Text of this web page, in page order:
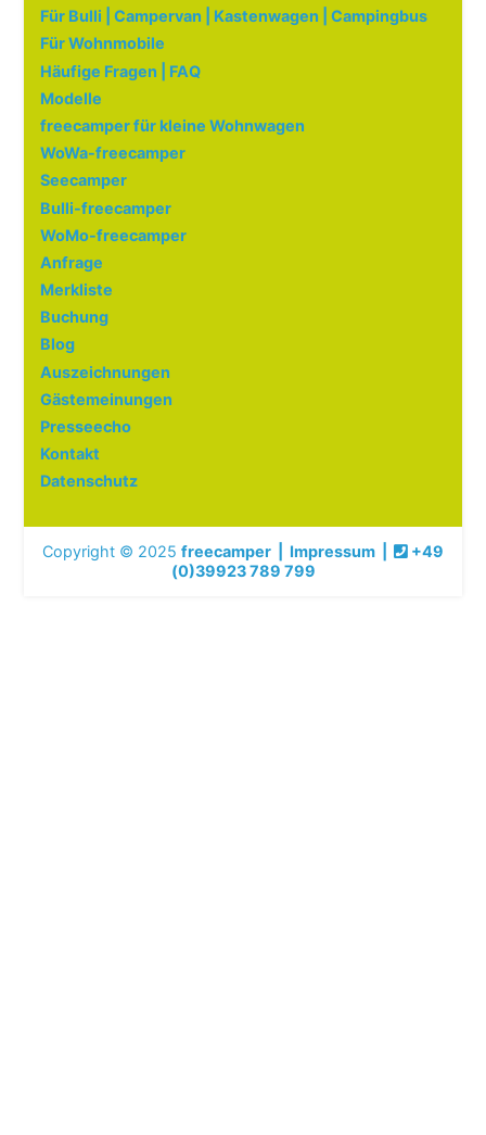
Für Bulli | Campervan | Kastenwagen | Campingbus
Für Wohnmobile
Häufige Fragen | FAQ
Modelle
freecamper für kleine Wohnwagen
WoWa-freecamper
Seecamper
Bulli-freecamper
WoMo-freecamper
Anfrage
Merkliste
Buchung
Blog
Auszeichnungen
Gästemeinungen
Presseecho
Kontakt
Datenschutz
Copyright © 2025 freecamper Impressum
+49
(0)39923 789 799